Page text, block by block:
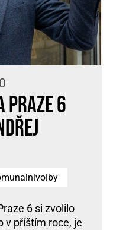
Praze 6
6 si zvolilo
v příštím roce, je